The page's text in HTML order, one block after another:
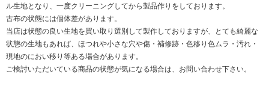
ル生地となり、一度クリーニングしてから製品作りをしております。
古布の状態には個体差があります。
当店は状態の良い生地を買い取り選別して製作しておりますが、とても綺麗な
状態の生地もあれば、ほつれや小さな穴や傷・補修跡・色移り色ムラ・汚れ・
現地のにおい移り等ある場合があります。
ご検討いただいている商品の状態が気になる場合は、お問い合わせ下さい。